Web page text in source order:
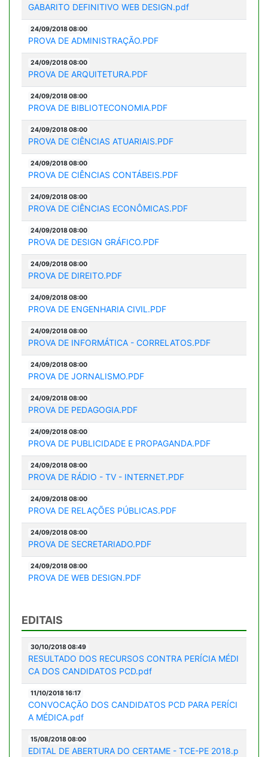
GABARITO DEFINITIVO WEB DESIGN.pdf
24/09/2018 08:00
PROVA DE ADMINISTRAÇÃO.PDF
24/09/2018 08:00
PROVA DE ARQUITETURA.PDF
24/09/2018 08:00
PROVA DE BIBLIOTECONOMIA.PDF
24/09/2018 08:00
PROVA DE CIÊNCIAS ATUARIAIS.PDF
24/09/2018 08:00
PROVA DE CIÊNCIAS CONTÁBEIS.PDF
24/09/2018 08:00
PROVA DE CIÊNCIAS ECONÔMICAS.PDF
24/09/2018 08:00
PROVA DE DESIGN GRÁFICO.PDF
24/09/2018 08:00
PROVA DE DIREITO.PDF
24/09/2018 08:00
PROVA DE ENGENHARIA CIVIL.PDF
24/09/2018 08:00
PROVA DE INFORMÁTICA - CORRELATOS.PDF
24/09/2018 08:00
PROVA DE JORNALISMO.PDF
24/09/2018 08:00
PROVA DE PEDAGOGIA.PDF
24/09/2018 08:00
PROVA DE PUBLICIDADE E PROPAGANDA.PDF
24/09/2018 08:00
PROVA DE RÁDIO - TV - INTERNET.PDF
24/09/2018 08:00
PROVA DE RELAÇÕES PÚBLICAS.PDF
24/09/2018 08:00
PROVA DE SECRETARIADO.PDF
24/09/2018 08:00
PROVA DE WEB DESIGN.PDF
EDITAIS
30/10/2018 08:49
RESULTADO DOS RECURSOS CONTRA PERÍCIA MÉDI
CA DOS CANDIDATOS PCD.pdf
11/10/2018 16:17
CONVOCAÇÃO DOS CANDIDATOS PCD PARA PERÍCI
A MÉDICA.pdf
15/08/2018 08:00
EDITAL DE ABERTURA DO CERTAME - TCE-PE 2018.p